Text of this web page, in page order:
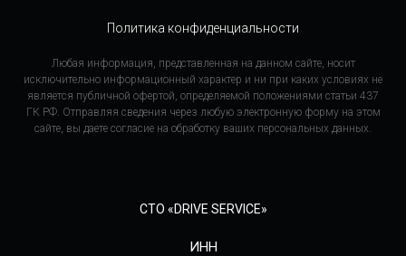
Политика конфиденциальности
Любая информация, представленная на данном сайте, носит
исключительно информационный характер и ни при каких условиях не
является публичной офертой, определяемой положениями статьи 437
ГК РФ. Отправляя сведения через любую электронную форму на этом
сайте, вы даете согласие на обработку ваших персональных данных.
СТО «DRIVE SERVICE»
ИНН